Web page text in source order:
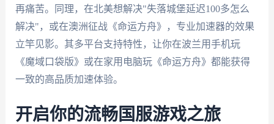
再痛苦。同理，在北美想解决"失落城堡延迟100多怎么
解决"，或在澳洲征战《命运方舟》，专业加速器的效果
立竿见影。其多平台支持特性，让你在波兰用手机玩
《魔域口袋版》或在家用电脑玩《命运方舟》都能获得
一致的高品质加速体验。
开启你的流畅国服游戏之旅